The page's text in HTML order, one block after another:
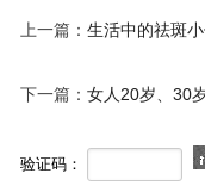
上一篇： 生活中的祛斑
下一篇： 女人20岁、30
验证码：